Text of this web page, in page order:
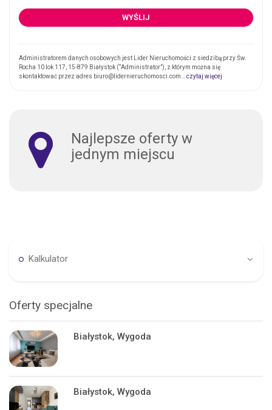
Administratorem danych osobowych jest Lider Nieruchomości z siedzibą przy Św.
Rocha 10 lok 117, 15-879 Białystok (“Administrator”), z którym można się
skontaktować przez adres biuro@lidernieruchomosci.com… czytaj więcej
Najlepsze oferty w
jednym miejscu
Kalkulator
Oferty specjalne
Białystok, Wygoda
Białystok, Wygoda